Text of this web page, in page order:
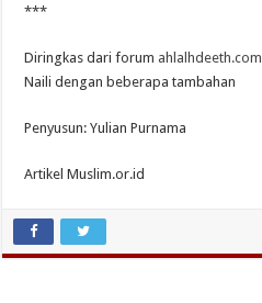
***
Diringkas dari forum ahlalhdeeth.com
Naili dengan beberapa tambahan
Penyusun: Yulian Purnama
Artikel Muslim.or.id